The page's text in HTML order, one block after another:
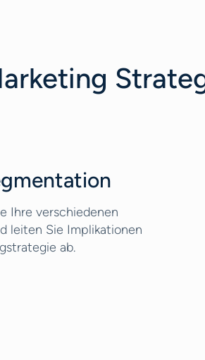
Ihre verschiedenen
leiten Sie Implikationen
ab.